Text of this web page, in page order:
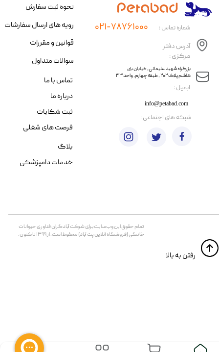
​ایمیل :
آدرس دفتر
مرکزی :
info@petabad.com
​​بزرگراه شهید سلیمانی، خیابان بنی
هاشم پلاک ۲۰۲ ، طبقه چهارم، واحد ۴۳
شماره تماس : ۰۲۱-۷۸۷۶۱۰۰۰
تمام حقوق اين وب‌سايت برای شرکت آبادگران فناوری حیوانات
خانگی (فروشگاه آنلاین پت آباد) محفوظ است. از ۱۳۹۹ تا کنون.
​​رفتن به بالا
نحوه ثبت سفارش
رویه های ارسال سفارشات
قوانین و مقررات
سوالات متداول
تماس با ما
درباره ما
ثبت شکایات
فرصت های شغلی
​شبکه های اجتماعی :
بلاگ
خدمات دامپزشکی